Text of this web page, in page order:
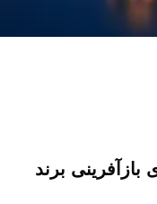
برند